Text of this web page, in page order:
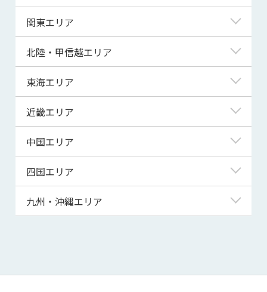
北海道
青森県
宮城県
秋田県
山形県
関東エリア
東京都
神奈川県
埼玉県
千葉県
茨城県
群馬県
北陸・甲信越エリア
新潟県
富山県
福井県
山梨県
長野県
東海エリア
岐阜県
静岡県
三重県
近畿エリア
滋賀県
京都府
大阪府
兵庫県
和歌山県
中国エリア
鳥取県
島根県
山口県
四国エリア
徳島県
高知県
九州・沖縄エリア